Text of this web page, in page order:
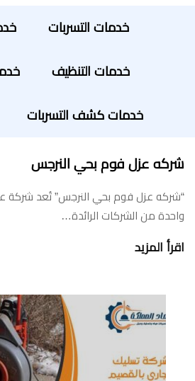
خدمات التسربات
خدمات التنظيف
خدمات كشف التسربات
شركه عزل فوم بحي النرجس
“شركه عزل فوم بحي النرجس” تُعد شركة
واحدة من الشركات الرائدة…
اقرأ المزيد